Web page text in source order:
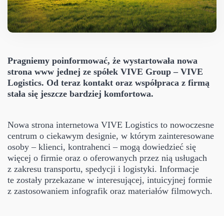
Pragniemy poinformować, że wystartowała nowa
strona www jednej ze spółek VIVE Group – VIVE
Logistics. Od teraz kontakt oraz współpraca z firmą
stała się jeszcze bardziej komfortowa.
Nowa strona internetowa VIVE Logistics to nowoczesne
centrum o ciekawym designie, w którym zainteresowane
osoby – klienci, kontrahenci – mogą dowiedzieć się
więcej o firmie oraz o oferowanych przez nią usługach
z zakresu transportu, spedycji i logistyki. Informacje
te zostały przekazane w interesującej, intuicyjnej formie
z zastosowaniem infografik oraz materiałów filmowych.